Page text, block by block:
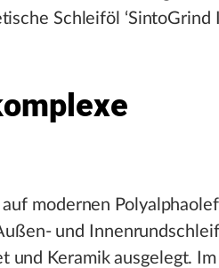
Schleiföl ‘SintoGrind
modernen
und
und Keramik ausgelegt.